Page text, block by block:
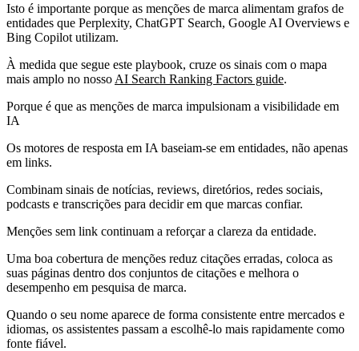
Isto é importante porque as menções de marca alimentam grafos de
entidades que Perplexity, ChatGPT Search, Google AI Overviews e
Bing Copilot utilizam.
À medida que segue este playbook, cruze os sinais com o mapa
mais amplo no nosso AI Search Ranking Factors guide.
Porque é que as menções de marca impulsionam a visibilidade em
IA
Os motores de resposta em IA baseiam-se em entidades, não apenas
em links.
Combinam sinais de notícias, reviews, diretórios, redes sociais,
podcasts e transcrições para decidir em que marcas confiar.
Menções sem link continuam a reforçar a clareza da entidade.
Uma boa cobertura de menções reduz citações erradas, coloca as
suas páginas dentro dos conjuntos de citações e melhora o
desempenho em pesquisa de marca.
Quando o seu nome aparece de forma consistente entre mercados e
idiomas, os assistentes passam a escolhê-lo mais rapidamente como
fonte fiável.